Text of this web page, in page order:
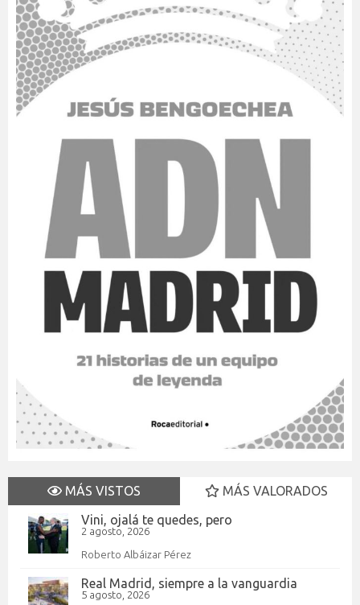
MÁS VISTOS
MÁS VALORADOS
Vini, ojalá te quedes, pero
2 agosto, 2026
Roberto Albáizar Pérez
Real Madrid, siempre a la vanguardia
5 agosto, 2026